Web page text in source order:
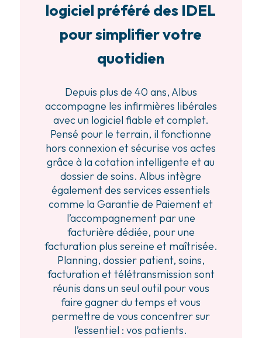
logiciel préféré des IDEL
pour simplifier votre
quotidien
Depuis plus de 40 ans, Albus
accompagne les infirmières libérales
avec un logiciel fiable et complet.
Pensé pour le terrain, il fonctionne
hors connexion et sécurise vos actes
grâce à la cotation intelligente et au
dossier de soins. Albus intègre
également des services essentiels
comme la Garantie de Paiement et
l’accompagnement par une
facturière dédiée, pour une
facturation plus sereine et maîtrisée.
Planning, dossier patient, soins,
facturation et télétransmission sont
réunis dans un seul outil pour vous
faire gagner du temps et vous
permettre de vous concentrer sur
l’essentiel : vos patients.